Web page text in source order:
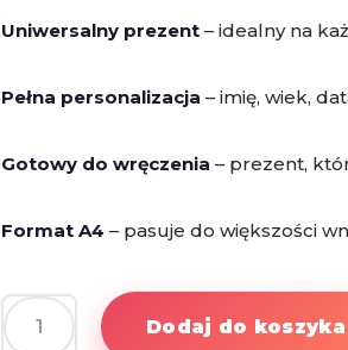
Uniwersalny prezent – idealny na
Pełna personalizacja – imię, wiek,
Gotowy do wręczenia – prezent,
Format A4 – pasuje do większości
ilość
Dodaj do koszyka